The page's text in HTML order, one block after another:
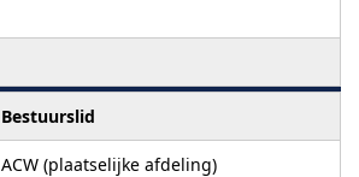
Bestuurslid
ACW (plaatselijke afdeling)